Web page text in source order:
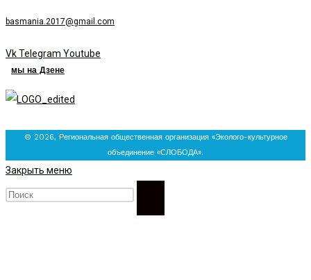
basmania.2017@gmail.com
VkTelegram Youtube
мы на Дзене
© 2026, Региональная общественная организация «Эколого-культурное
объединение «СЛОБОДА».
Закрыть меню